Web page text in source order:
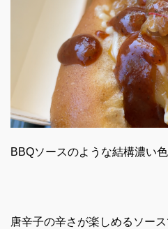
BBQソースのような結構濃い
唐辛子の辛さが楽しめるソー